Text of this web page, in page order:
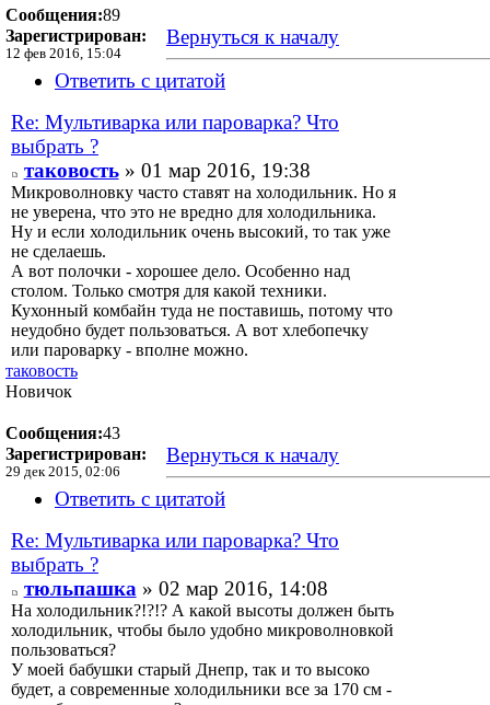
Сообщения:89
Зарегистрирован:
12 фев 2016, 15:04
Вернуться к началу
Ответить с цитатой
Re: Мультиварка или пароварка? Что
выбрать ?
таковость» 01 мар 2016, 19:38
Микроволновку часто ставят на холодильник. Но я
не уверена, что это не вредно для холодильника.
Ну и если холодильник очень высокий, то так уже
не сделаешь.
А вот полочки - хорошее дело. Особенно над
столом. Только смотря для какой техники.
Кухонный комбайн туда не поставишь, потому что
неудобно будет пользоваться. А вот хлебопечку
или пароварку - вполне можно.
таковость
Новичок
Сообщения:43
Зарегистрирован:
29 дек 2015, 02:06
Вернуться к началу
Ответить с цитатой
Re: Мультиварка или пароварка? Что
выбрать ?
тюльпашка» 02 мар 2016, 14:08
На холодильник?!?!? А какой высоты должен быть
холодильник, чтобы было удобно микроволновкой
пользоваться?
У моей бабушки старый Днепр, так и то высоко
будет, а современные холодильники все за 170 см -